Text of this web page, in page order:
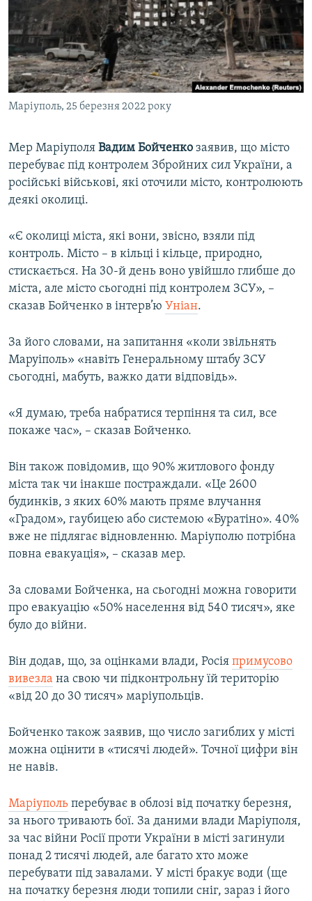
ВІДЕОУРОКИ «ELIFBE»
СВІДЧЕННЯ ОКУПАЦІЇ
УКРАЇНСЬКА ПРОБЛЕМА КРИМУ
ІНФОГРАФІКА
Русский
Qırımtatar
ДОЛУЧАЙСЯ!
Усі сайти RFE/RL
Маріуполь, 25 березня 2022 року
Мер Маріуполя Вадим Бойченко заявив, що місто
перебуває під контролем Збройних сил України, а
російські військові, які оточили місто, контролюють
деякі околиці.
«Є околиці міста, які вони, звісно, взяли під
контроль. Місто – в кільці і кільце, природно,
стискається. На 30-й день воно увійшло глибше до
міста, але місто сьогодні під контролем ЗСУ», –
сказав Бойченко в інтерв’ю Уніан.
За його словами, на запитання «коли звільнять
Маруіполь» «навіть Генеральному штабу ЗСУ
сьогодні, мабуть, важко дати відповідь».
«Я думаю, треба набратися терпіння та сил, все
покаже час», – сказав Бойченко.
Він також повідомив, що 90% житлового фонду
міста так чи інакше постраждали. «Це 2600
будинків, з яких 60% мають пряме влучання
«Градом», гаубицею або системою «Буратіно». 40%
вже не підлягає відновленню. Маріуполю потрібна
повна евакуація», – сказав мер.
За словами Бойченка, на сьогодні можна говорити
про евакуацію «50% населення від 540 тисяч», яке
було до війни.
Він додав, що, за оцінками влади, Росія примусово
вивезла на свою чи підконтрольну їй територію
«від 20 до 30 тисяч» маріупольців.
Бойченко також заявив, що число загиблих у місті
можна оцінити в «тисячі людей». Точної цифри він
не навів.
Маріуполь перебуває в облозі від початку березня,
за нього тривають бої. За даними влади Маріуполя,
за час війни Росії проти України в місті загинули
понад 2 тисячі людей, але багато хто може
перебувати під завалами. У місті бракує води (ще
на початку березня люди топили сніг, зараз і його